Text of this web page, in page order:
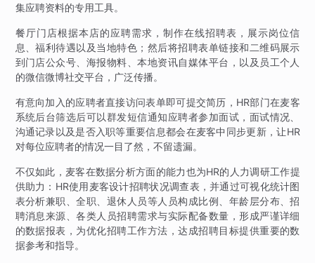
集应聘资料的专用工具。
餐厅门店根据本店的应聘需求，制作在线招聘表，展示岗位信
息、福利待遇以及当地特色；然后将招聘表单链接和二维码展示
到门店公众号、海报物料、本地资讯自媒体平台，以及员工个人
的微信微博社交平台，广泛传播。
有意向加入的应聘者直接访问表单即可提交简历，HR部门在麦客
系统后台筛选后可以群发短信通知应聘者参加面试，面试情况、
沟通记录以及是否入职等重要信息都会在麦客中同步更新，让HR
对每位应聘者的情况一目了然，不留遗漏。
不仅如此，麦客在数据分析方面的能力也为HR的人力调研工作提
供助力：HR使用麦客设计招聘状况调查表，并通过可视化统计图
表分析兼职、全职、退休人员等人员构成比例、年龄层分布、招
聘消息来源、各类人员招聘需求与实际配备数量，形成严谨详细
的数据报表，为优化招聘工作方法，达成招聘目标提供重要的数
据参考和指导。